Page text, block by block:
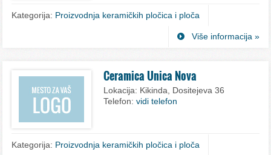
Kategorija: Proizvodnja keramičkih pločica i ploča
Više informacija »
Ceramica Unica Nova
Lokacija: Kikinda, Dositejeva 36
Telefon:vidi telefon
Kategorija: Proizvodnja keramičkih pločica i ploča